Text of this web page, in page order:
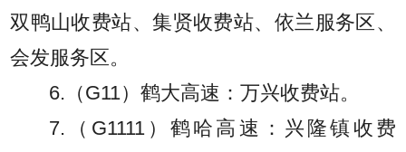
双鸭山收费站、集贤收费站、依兰服务区、
会发服务区。
6.（G11）鹤大高速：万兴收费站。
7.（G1111）鹤哈高速：兴隆镇收费